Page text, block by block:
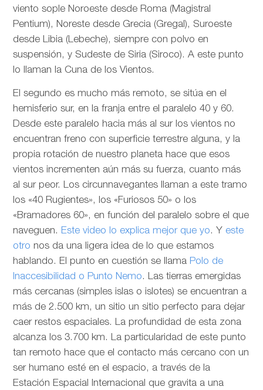
viento sople Noroeste desde Roma (Magistral
Pentium), Noreste desde Grecia (Gregal), Suroeste
desde Libia (Lebeche), siempre con polvo en
suspensión, y Sudeste de Siria (Siroco). A este punto
lo llaman la Cuna de los Vientos.
El segundo es mucho más remoto, se sitúa en el
hemisferio sur, en la franja entre el paralelo 40 y 60.
Desde este paralelo hacia más al sur los vientos no
encuentran freno con superficie terrestre alguna, y la
propia rotación de nuestro planeta hace que esos
vientos incrementen aún más su fuerza, cuanto más
al sur peor. Los circunnavegantes llaman a este tramo
los «40 Rugientes», los «Furiosos 50» o los
«Bramadores 60», en función del paralelo sobre el que
naveguen. Este video lo explica mejor que yo. Y este
otro nos da una ligera idea de lo que estamos
hablando. El punto en cuestión se llama Polo de
Inaccesibilidad o Punto Nemo. Las tierras emergidas
más cercanas (simples islas o islotes) se encuentran a
más de 2.500 km, un sitio un sitio perfecto para dejar
caer restos espaciales. La profundidad de esta zona
alcanza los 3.700 km. La particularidad de este punto
tan remoto hace que el contacto más cercano con un
ser humano esté en el espacio, a través de la
Estación Espacial Internacional que gravita a una